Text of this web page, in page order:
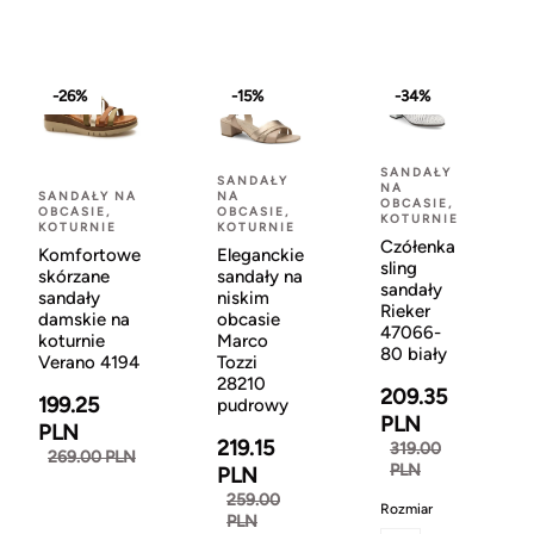
-26%
SANDAŁY NA
OBCASIE,
KOTURNIE
Komfortowe
skórzane
sandały
damskie na
koturnie
Verano 4194
199.25
PLN
269.00 PLN
-15%
SANDAŁY
NA
OBCASIE,
KOTURNIE
Eleganckie
sandały na
niskim
obcasie
Marco
Tozzi
28210
pudrowy
219.15
PLN
259.00
PLN
-34%
SANDAŁY
NA
OBCASIE,
KOTURNIE
Czółenka
sling
sandały
Rieker
47066-
80 biały
209.35
PLN
319.00
PLN
Rozmiar